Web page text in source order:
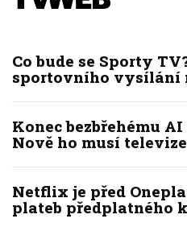
Co bude se Sporty
sportovního vysílání
Konec bezbřehému
Nově ho musí
Netflix je před
plateb předplatného